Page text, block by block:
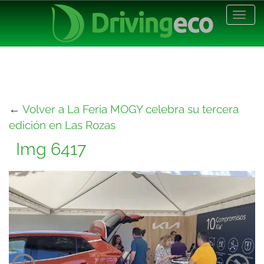
← Volver a La Feria MOGY celebra su tercera
edición en Las Rozas
Img 6417